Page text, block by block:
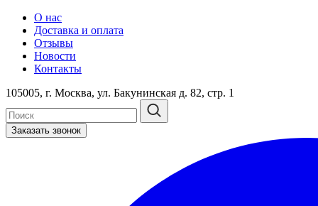
О нас
Доставка и оплата
Отзывы
Новости
Контакты
105005, г. Москва, ул. Бакунинская д. 82, стр. 1
Заказать звонок